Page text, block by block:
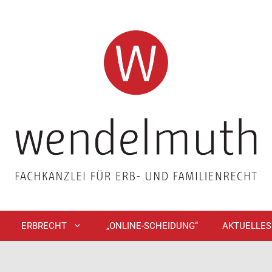
ERBRECHT „ONLINE-SCHEIDUNG“ AKTUELLES